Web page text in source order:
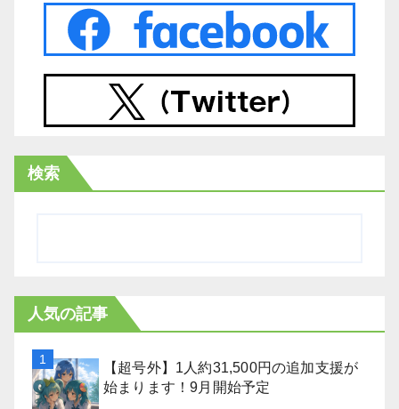
検索
人気の記事
【超号外】1人約31,500円の追加支援が
始まります！9月開始予定